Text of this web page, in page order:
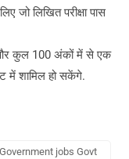
जो लिखित परीक्षा पास
और कुल 100 अंकों में से एक
में शामिल हो सकेंगे.
jobs Govt